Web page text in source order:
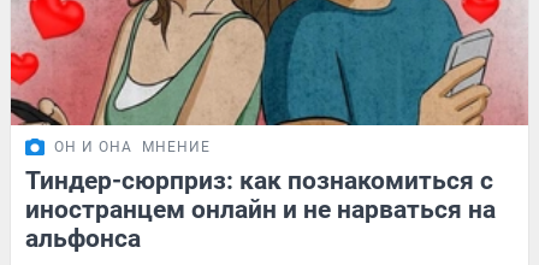
ОН И ОНА МНЕНИЕ
Тиндер-сюрприз: как познакомиться с
иностранцем онлайн и не нарваться на
альфонса